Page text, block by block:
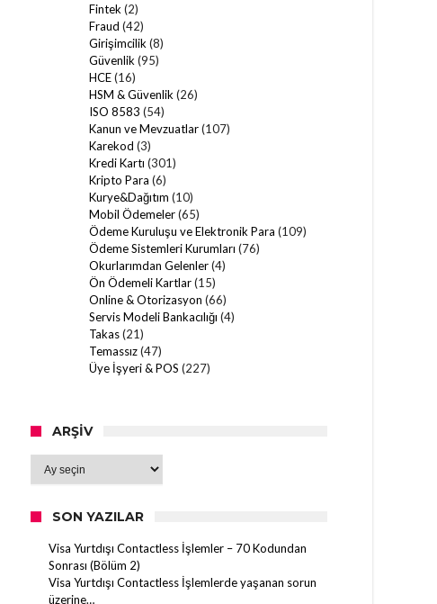
Fintek (2)
Fraud (42)
Girişimcilik (8)
Güvenlik (95)
HCE(16)
HSM & Güvenlik (26)
ISO 8583 (54)
Kanun ve Mevzuatlar(107)
Karekod (3)
Kredi Kartı (301)
Kripto Para (6)
Kurye&Dağıtım (10)
Mobil Ödemeler(65)
Ödeme Kuruluşu ve Elektronik Para (109)
Ödeme Sistemleri Kurumları (76)
Okurlarımdan Gelenler(4)
Ön Ödemeli Kartlar(15)
Online & Otorizasyon (66)
Servis Modeli Bankacılığı (4)
Takas(21)
Temassız(47)
Üye İşyeri & POS (227)
ARŞIV
SON YAZILAR
Visa Yurtdışı Contactless İşlemler – 70 Kodundan
Sonrası (Bölüm 2)
Visa Yurtdışı Contactless İşlemlerde yaşanan sorun
üzerine…